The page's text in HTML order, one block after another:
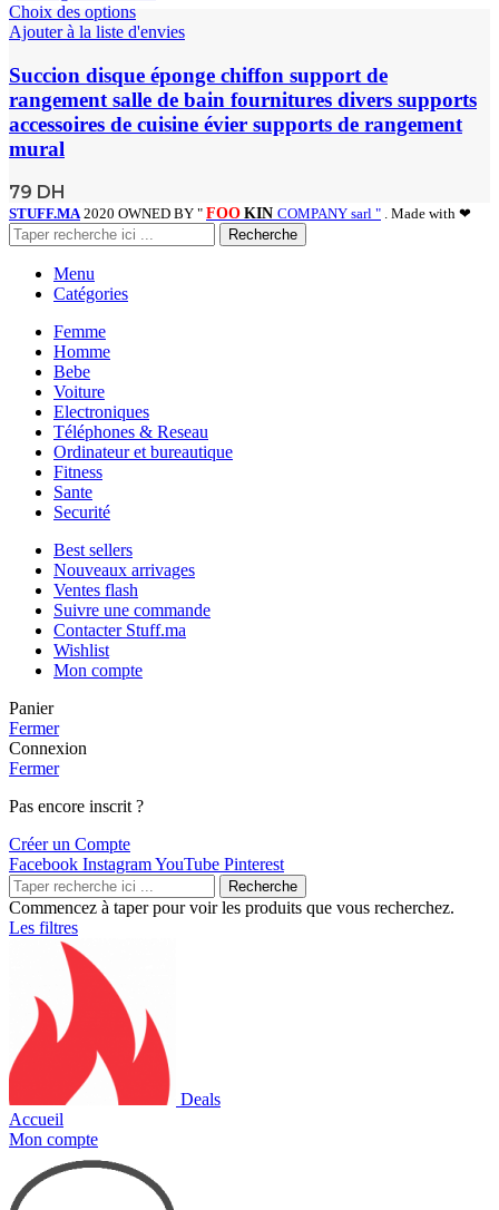
Choix des options
Ajouter à la liste d'envies
Succion disque éponge chiffon support de
rangement salle de bain fournitures divers supports
accessoires de cuisine évier supports de rangement
mural
79 DH
STUFF.MA 2020 OWNED BY " FOO KIN COMPANY sarl " . Made with ❤
Recherche
Menu
Catégories
Femme
Homme
Bebe
Voiture
Electroniques
Téléphones & Reseau
Ordinateur et bureautique
Fitness
Sante
Securité
Best sellers
Nouveaux arrivages
Ventes flash
Suivre une commande
Contacter Stuff.ma
Wishlist
Mon compte
Panier
Fermer
Connexion
Fermer
Pas encore inscrit ?
Créer un Compte
Facebook InstagramYouTube Pinterest
Recherche
Commencez à taper pour voir les produits que vous recherchez.
Les filtres
Deals
Accueil
Mon compte